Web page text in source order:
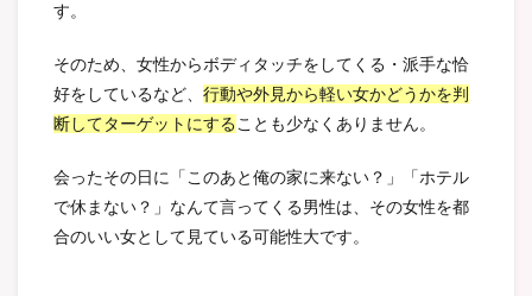
す。
そのため、女性からボディタッチをしてくる・派手な恰
好をしているなど、 行動や外見から軽い女かどうかを判
断してターゲットにすることも少なくありません。
会ったその日に「このあと俺の家に来ない？」「ホテル
で休まない？」なんて言ってくる男性は、その女性を都
合のいい女として見ている可能性大です。